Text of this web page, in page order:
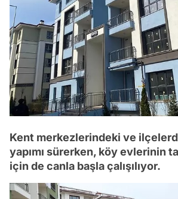
Kent merkezlerindeki ve
yapımı sürerken, köy evlerinin
için de canla başla çalışılıyor.